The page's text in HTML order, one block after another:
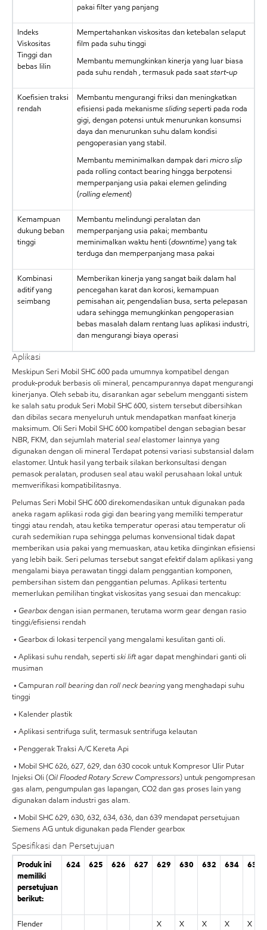
pakai filter yang panjang
Indeks
Viskositas
Tinggi dan
bebas lilin
Mempertahankan viskositas dan ketebalan selaput
film pada suhu tinggi
Membantu memungkinkan kinerja yang luar biasa
pada suhu rendah , termasuk pada saatstart-up
Koefisien traksi
rendah
Membantu mengurangi friksi dan meningkatkan
efisiensi pada mekanismeslidingseperti pada roda
gigi, dengan potensi untuk menurunkan konsumsi
daya dan menurunkan suhu dalam kondisi
pengoperasian yang stabil.
Membantu meminimalkan dampak dari micro slip
pada rolling contact bearing hingga berpotensi
memperpanjang usia pakai elemen gelinding
(rolling element)
Kemampuan
dukung beban
tinggi
Membantu melindungi peralatan dan
memperpanjang usia pakai; membantu
meminimalkan waktu henti (downtime) yang tak
terduga dan memperpanjang masa pakai
Kombinasi
aditif yang
seimbang
Memberikan kinerja yang sangat baik dalam hal
pencegahan karat dan korosi, kemampuan
pemisahan air, pengendalian busa, serta pelepasan
udara sehingga memungkinkan pengoperasian
bebas masalah dalam rentang luas aplikasi industri,
dan mengurangi biaya operasi
Aplikasi
Meskipun Seri Mobil SHC 600 pada umumnya kompatibel dengan
produk-produk berbasis oli mineral, pencampurannya dapat mengurangi
kinerjanya. Oleh sebab itu, disarankan agar sebelum mengganti sistem
ke salah satu produk Seri Mobil SHC 600, sistem tersebut dibersihkan
dan dibilas secara menyeluruh untuk mendapatkan manfaat kinerja
maksimum. Oli Seri Mobil SHC 600 kompatibel dengan sebagian besar
NBR, FKM, dan sejumlah material sealelastomer lainnya yang
digunakan dengan oli mineral Terdapat potensi variasi substansial dalam
elastomer. Untuk hasil yang terbaik silakan berkonsultasi dengan
pemasok peralatan, produsen seal atau wakil perusahaan lokal untuk
memverifikasi kompatibilitasnya.
Pelumas Seri Mobil SHC 600 direkomendasikan untuk digunakan pada
aneka ragam aplikasi roda gigi dan bearing yang memiliki temperatur
tinggi atau rendah, atau ketika temperatur operasi atau temperatur oli
curah sedemikian rupa sehingga pelumas konvensional tidak dapat
memberikan usia pakai yang memuaskan, atau ketika diinginkan efisiensi
yang lebih baik. Seri pelumas tersebut sangat efektif dalam aplikasi yang
mengalami biaya perawatan tinggi dalam penggantian komponen,
pembersihan sistem dan penggantian pelumas. Aplikasi tertentu
memerlukan pemilihan tingkat viskositas yang sesuai dan mencakup:
• Gearboxdengan isian permanen, terutama worm gear dengan rasio
tinggi/efisiensi rendah
• Gearbox di lokasi terpencil yang mengalami kesulitan ganti oli.
• Aplikasi suhu rendah, seperti ski liftagar dapat menghindari ganti oli
musiman
• Campuranroll bearingdanroll neck bearingyang menghadapi suhu
tinggi
• Kalender plastik
• Aplikasi sentrifuga sulit, termasuk sentrifuga kelautan
• Penggerak Traksi A/C Kereta Api
• Mobil SHC 626, 627, 629, dan 630 cocok untuk Kompresor Ulir Putar
Injeksi Oli (Oil Flooded Rotary Screw Compressors) untuk pengompresan
gas alam, pengumpulan gas lapangan, CO2 dan gas proses lain yang
digunakan dalam industri gas alam.
• Mobil SHC 629, 630, 632, 634, 636, dan 639 mendapat persetujuan
Siemens AG untuk digunakan pada Flender gearbox
Spesifikasi dan Persetujuan
Produk ini
memiliki
persetujuan
berikut:
624 625 626 627 629 630 632 634 636
Flender X X X X X